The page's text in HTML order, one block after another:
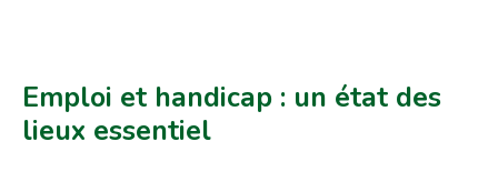
Emploi et handicap : un état des
lieux essentiel